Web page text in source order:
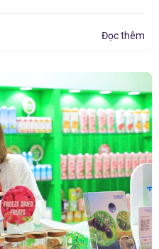
Đọc thêm